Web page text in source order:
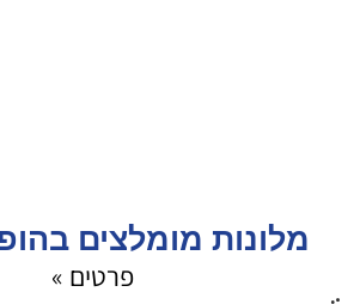
מלונות מומלצים
פרטים »